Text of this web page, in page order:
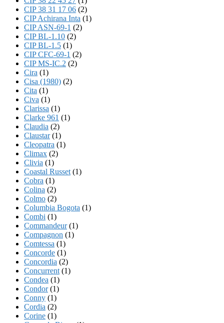
CIP 38 31 17 06 (2)
CIP Achirana Inta (1)
CIP ASN-69-1 (2)
CIP BL-1.10 (2)
CIP BL-1.5 (1)
CIP CFC-69-1 (2)
CIP MS-IC.2 (2)
Cira (1)
Cisa (1980) (2)
Cita (1)
Civa (1)
Clarissa (1)
Clarke 961 (1)
Claudia (2)
Claustar(1)
Cleopatra (1)
Climax (2)
Clivia (1)
Coastal Russet (1)
Cobra (1)
Colina (2)
Colmo (2)
Columbia Bogota (1)
Combi (1)
Commandeur(1)
Compagnon (1)
Comtessa (1)
Concorde (1)
Concordia (2)
Concurrent (1)
Condea (1)
Condor(1)
Conny (1)
Cordia (2)
Corine (1)